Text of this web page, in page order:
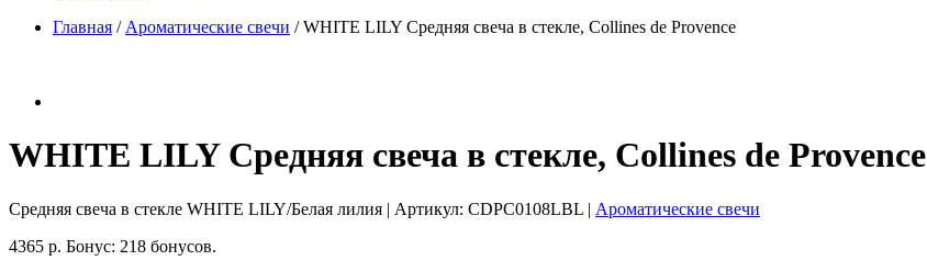
Главная / Ароматические свечи /WHITE LILY Средняя свеча в стекле, Collines de Provence
WHITE LILY Средняя свеча в стекле, Collines de Provence
Средняя свеча в стекле WHITE LILY/Белая лилия | Артикул: CDPC0108LBL | Ароматические свечи
4365 р. Бонус: 218 бонусов.